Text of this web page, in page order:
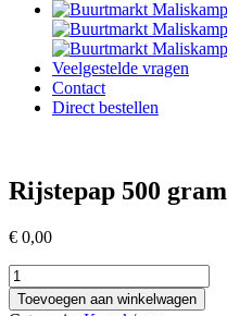
Veelgestelde vragen
Contact
Direct bestellen
Rijstepap 500 gram
€ 0,00
Rijstepap
500
gram
Toevoegen aan winkelwagen